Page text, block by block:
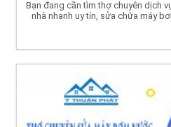
Bạn đang cần tìm thợ chuyên dịch
nhà nhanh uy tín, sửa chữa máy